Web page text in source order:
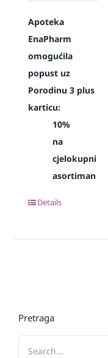
Apoteka
EnaPharm
omogućila
popust uz
Porodinu 3 plus
karticu:
10%
na
cjelokupni
asortiman
Details
Pretraga